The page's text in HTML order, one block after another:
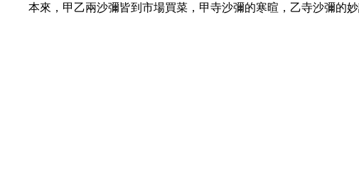
本來，甲乙兩沙彌皆到市場買菜，甲寺沙彌的寒暄，乙寺沙彌的妙